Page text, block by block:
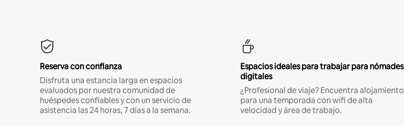
Reserva con confianza
Disfruta una estancia larga en espacios
evaluados por nuestra comunidad de
huéspedes confiables y con un servicio de
asistencia las 24 horas, 7 días a la semana.
Espacios ideales para trabajar para nómades
digitales
¿Profesional de viaje? Encuentra alojamiento
para una temporada con wifi de alta
velocidad y área de trabajo.